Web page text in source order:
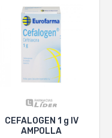
CEFALOGEN 1 g IV
AMPOLLA